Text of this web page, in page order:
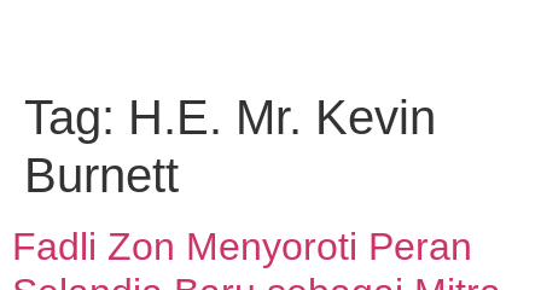
Tag: H.E. Mr. Kevin
Burnett
Fadli Zon Menyoroti Peran